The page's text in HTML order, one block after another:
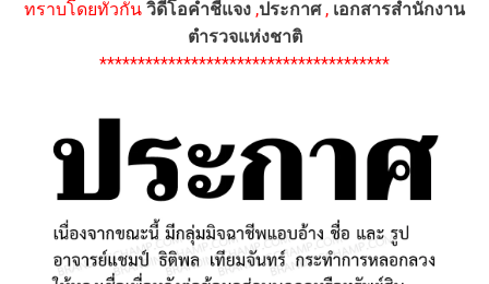
ทราบโดยทั่วกัน วิดีโอคำชี้แจง ,ประกาศ, เอกสารสำนักงาน
ตำรวจแห่งชาติ
**************************************